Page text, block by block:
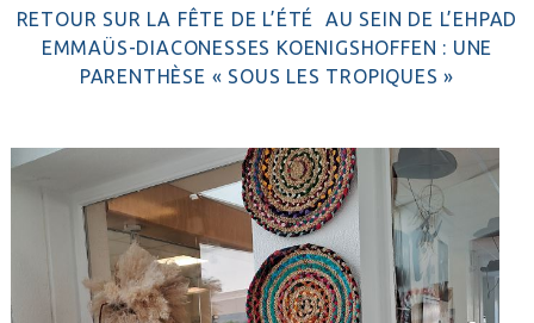
RETOUR SUR LA FÊTE DE L’ÉTÉ AU SEIN DE L’EHPAD
EMMAÜS-DIACONESSES KOENIGSHOFFEN : UNE
PARENTHÈSE « SOUS LES TROPIQUES »